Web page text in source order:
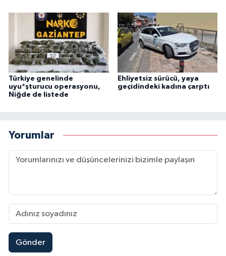
Türkiye genelinde
uyu*şturucu operasyonu,
Niğde de listede
Ehliyetsiz sürücü, yaya
geçidindeki kadına çarptı
Yorumlar
Gönder